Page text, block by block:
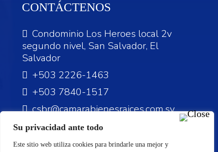
Su privacidad ante todo
Este sitio web utiliza cookies para brindarle una mejor y
CONTÁCTENOS
Condominio Los Heroes local 2v
segundo nivel, San Salvador, El
Salvador
+503 2226-1463
+503 7840-1517
csbr@camarabienesraices.com.sv